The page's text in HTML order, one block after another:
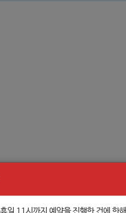
일 11시까지 예약을 진행한 건에 한
행사가 취소 또는 중단된 경우에